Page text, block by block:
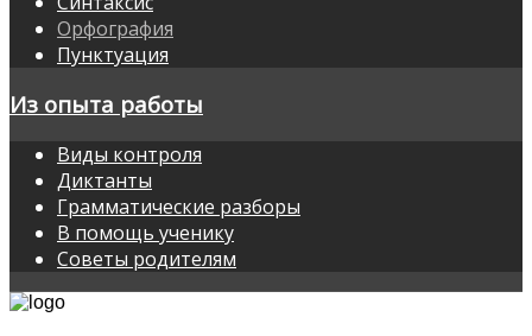
Орфография
Пунктуация
Из опыта работы
Виды контроля
Диктанты
Грамматические разборы
В помощь ученику
Советы родителям